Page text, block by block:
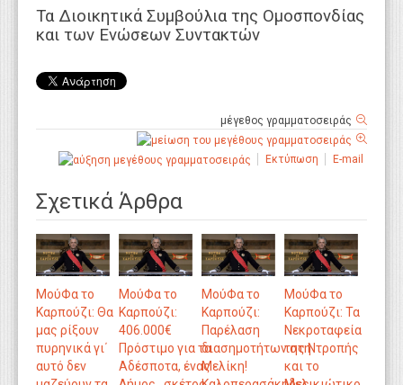
Τα Διοικητικά Συμβούλια της Ομοσπονδίας
και των Ενώσεων Συντακτών
μέγεθος γραμματοσειράς
Εκτύπωση E-mail
Σχετικά Άρθρα
ΜούΦα το
Καρπούζι: Θα
μας ρίξουν
πυρηνικά γι΄
αυτό δεν
ΜούΦα το
Καρπούζι:
406.000€
Πρόστιμο για τα
Αδέσποτα, ένας
ΜούΦα το
Καρπούζι:
Παρέλαση
διασημοτήτων στη
Μελίκη!
ΜούΦα το
Καρπούζι: Τα
Νεκροταφεία
της Ντροπής
και το